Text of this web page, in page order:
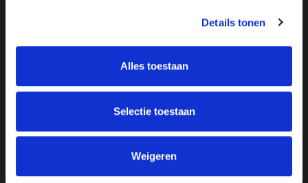
Details tonen
Alles toestaan
Selectie toestaan
Weigeren